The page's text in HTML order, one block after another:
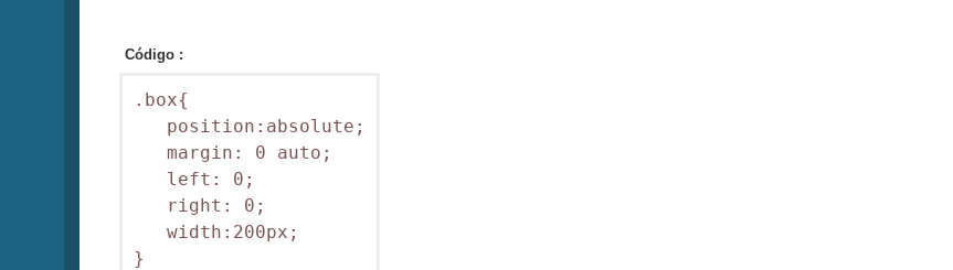
Código :
.box{
position:absolute;
margin: 0 auto;
left: 0;
right: 0;
width:200px;